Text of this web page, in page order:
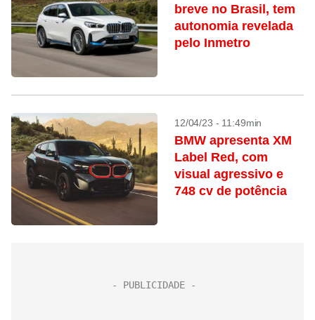
breve no Brasil, tem
autonomia revelada
pelo Inmetro
12/04/23 - 11:49min
BMW apresenta XM
Label Red, com
visual agressivo e
748 cv de potência